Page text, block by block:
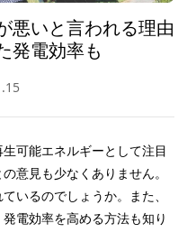
悪いと言われる理由
発電効率も
可能エネルギーとして注目
意見も少なくありません。
いるのでしょうか。また、
電効率を高める方法も知り